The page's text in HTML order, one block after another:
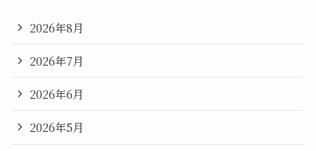
2026年8月
2026年7月
2026年6月
2026年5月